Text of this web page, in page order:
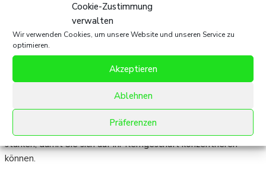
Cookie-Zustimmung
verwalten
Wir verwenden Cookies, um unsere Website und unseren Service zu
optimieren.
Akzeptieren
Ablehnen
Präferenzen
Die Grundlage unserer Mandatsverhältnisse bildet das
gegenseitige Vertrauen
. Wir setzen uns mit höchster
Einsatzbereitschaft für die Angelegenheiten unserer
Mandanten ein. Wir stehen Ihnen mit Rat und Tat zur Seite,
wenn Sie unsere Unterstützung benötigen. Sie können auf
Ansprüche an uns selbst und an unsere Tätigkeit. Unser
stärken, damit Sie sich auf Ihr Kerngeschäft konzentrieren
können.